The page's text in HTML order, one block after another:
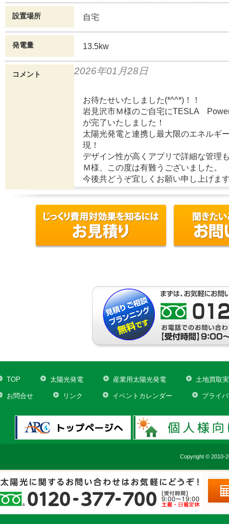
設置場所 自宅
発電量 13.5kw
コメント 2026年01月28日
お待たせいたしました(*^^*)！！
岩見沢市Ｍ様のご自宅にTESLA
が完了いたしました！
太陽光発電と連携し最大限のエネルギ
現！
デザイン性が高くアプリで詳細な管理
Ｍ様、この度は有難うございました。
今後共どうぞ宜しくお願い申し上げま
TOP 太陽光発電 産業用太陽光発電 土地買取
お問合せ リンク イベントカレンダー プライ
Copyright © 2010-